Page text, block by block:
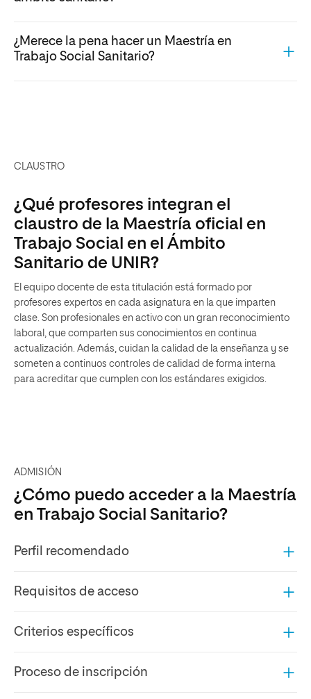
¿Merece la pena hacer un Maestría en
Trabajo Social Sanitario?
CLAUSTRO
¿Qué profesores integran el
claustro de la Maestría oficial en
Trabajo Social en el Ámbito
Sanitario de UNIR?
El equipo docente de esta titulación está formado por
profesores expertos en cada asignatura en la que imparten
clase. Son profesionales en activo con un gran reconocimiento
laboral, que comparten sus conocimientos en continua
actualización. Además, cuidan la calidad de la enseñanza y se
someten a continuos controles de calidad de forma interna
para acreditar que cumplen con los estándares exigidos.
ADMISIÓN
¿Cómo puedo acceder a la Maestría
en Trabajo Social Sanitario?
Perfil recomendado
Requisitos de acceso
Criterios específicos
Proceso de inscripción